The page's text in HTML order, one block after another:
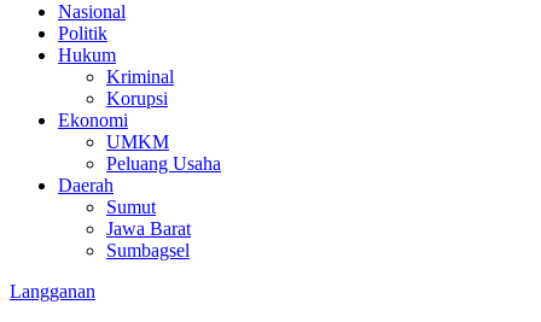
Nasional
Politik
Hukum
Kriminal
Korupsi
Ekonomi
UMKM
Peluang Usaha
Daerah
Sumut
Jawa Barat
Sumbagsel
Langganan